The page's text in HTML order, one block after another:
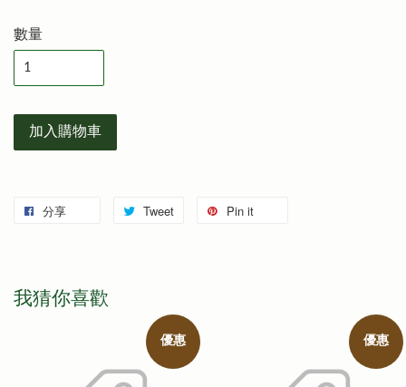
數量
加入購物車
分享 Tweet Pin it
我猜你喜歡
優惠 優惠